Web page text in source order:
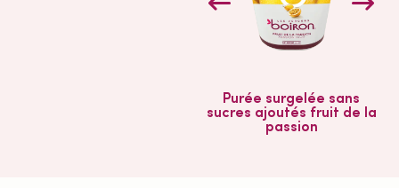
Purée surgelée sans
sucres ajoutés fruit de la
passion